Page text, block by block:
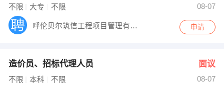
不限 大专 不限 08-07
呼伦贝尔筑信工程项目管理有限公司 申请
造价员、招标代理人员 面议
不限 本科 不限 08-07